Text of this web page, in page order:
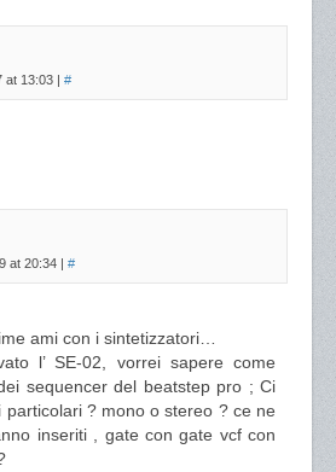
at 13:03 | #
at 20:34 | #
ami con i sintetizzatori…
l’ SE-02, vorrei sapere come
sequencer del beatstep pro ; Ci
particolari ? mono o stereo ? ce ne
inseriti , gate con gate vcf con